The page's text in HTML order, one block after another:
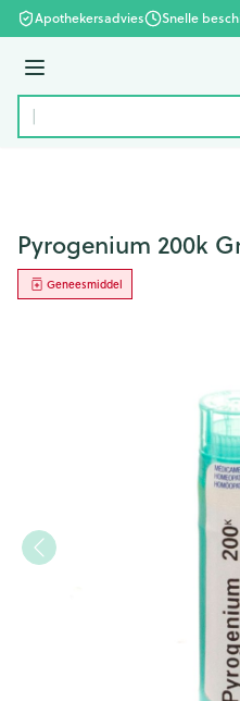
Ga naar de inhoud
Apothekersadvies Snelle
Menu
Product, merk, categorie...
Pyrogenium 200k
Geneesmiddel